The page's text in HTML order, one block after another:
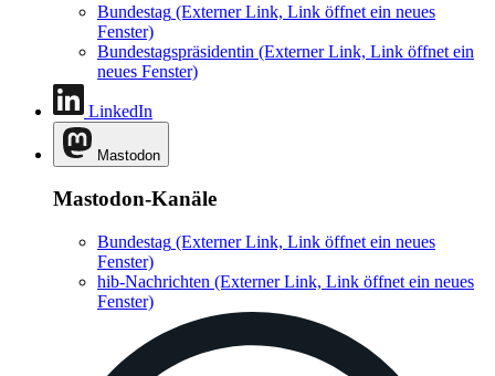
Bundestag (Externer Link, Link öffnet ein neues
Fenster)
Bundestagspräsidentin (Externer Link, Link öffnet ein
neues Fenster)
LinkedIn
Mastodon
Mastodon-Kanäle
Bundestag (Externer Link, Link öffnet ein neues
Fenster)
hib-Nachrichten (Externer Link, Link öffnet ein neues
Fenster)